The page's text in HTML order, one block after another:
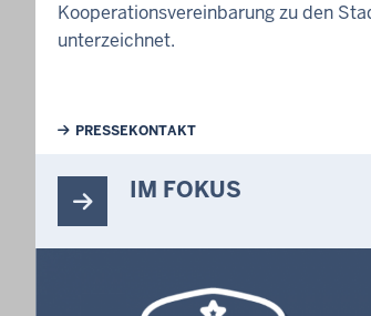
Kooperationsvereinbarung zu den
unterzeichnet.
Weiterführende Links
PRESSEKONTAKT
IM FOKUS